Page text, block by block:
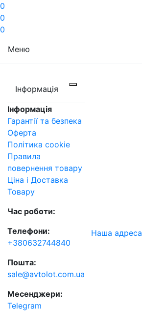
0
0
0
Меню
Інформація
Інформація
Гарантії та безпека
Оферта
Політика cookie
Правила
повернення товару
Ціна і Доставка
Товару
Час роботи:
Телефони:
+380632744840
Пошта:
sale@avtolot.com.ua
Месенджери:
Telegram
Наша адреса